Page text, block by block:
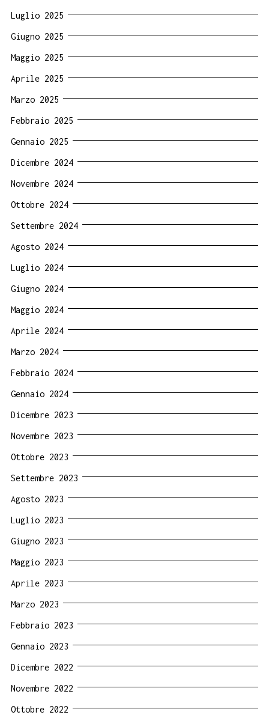
Luglio 2025
Giugno 2025
Maggio 2025
Aprile 2025
Marzo 2025
Febbraio 2025
Gennaio 2025
Dicembre 2024
Novembre 2024
Ottobre 2024
Settembre 2024
Agosto 2024
Luglio 2024
Giugno 2024
Maggio 2024
Aprile 2024
Marzo 2024
Febbraio 2024
Gennaio 2024
Dicembre 2023
Novembre 2023
Ottobre 2023
Settembre 2023
Agosto 2023
Luglio 2023
Giugno 2023
Maggio 2023
Aprile 2023
Marzo 2023
Febbraio 2023
Gennaio 2023
Dicembre 2022
Novembre 2022
Ottobre 2022